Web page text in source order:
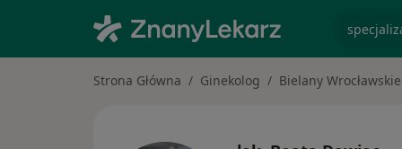
Strona Główna Ginekolog Bielany Wrocławskie